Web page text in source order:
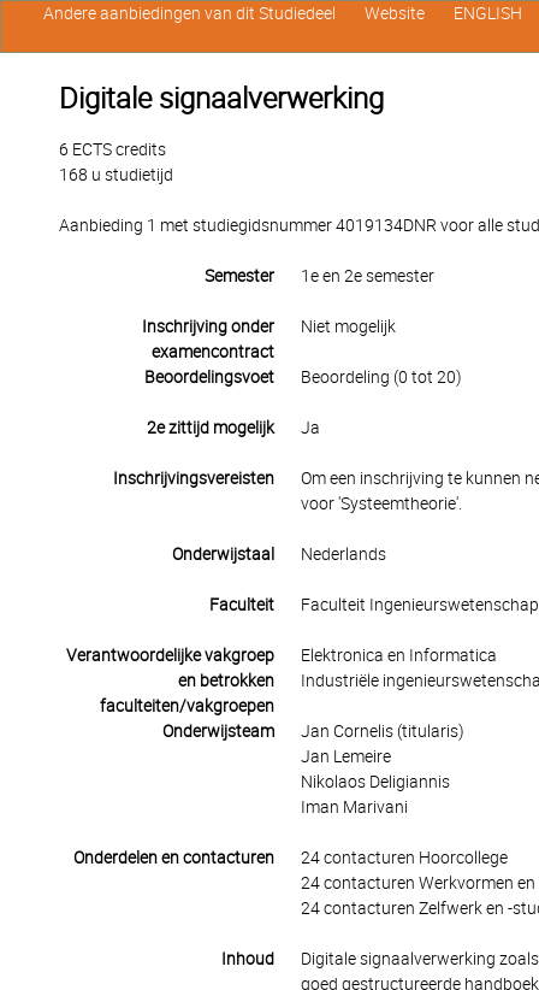
Digitale signaalverwerking
6 ECTS credits
168 u studietijd
Aanbieding 1 met studiegidsnummer 4019134DNR voor alle
Semester 1e en 2e semester
Inschrijving onder
examencontract
Niet mogelijk
Beoordelingsvoet Beoordeling (0 tot 20)
2e zittijd mogelijk Ja
Inschrijvingsvereisten
Om een inschrijving te kunnen
voor 'Systeemtheorie'.
Onderwijstaal Nederlands
Faculteit Faculteit
Verantwoordelijke vakgroep
en betrokken
faculteiten/vakgroepen
Elektronica en Informatica
Industriële
Onderwijsteam
Jan Cornelis (titularis)
Jan Lemeire
Nikolaos Deligiannis
Iman Marivani
Onderdelen en contacturen
24 contacturen Hoorcollege
24 contacturen Werkvormen en
24 contacturen Zelfwerk en -
Inhoud
Digitale signaalverwerking
goed gestructureerde
Andere aanbiedingen van dit Studiedeel Website ENGLISH